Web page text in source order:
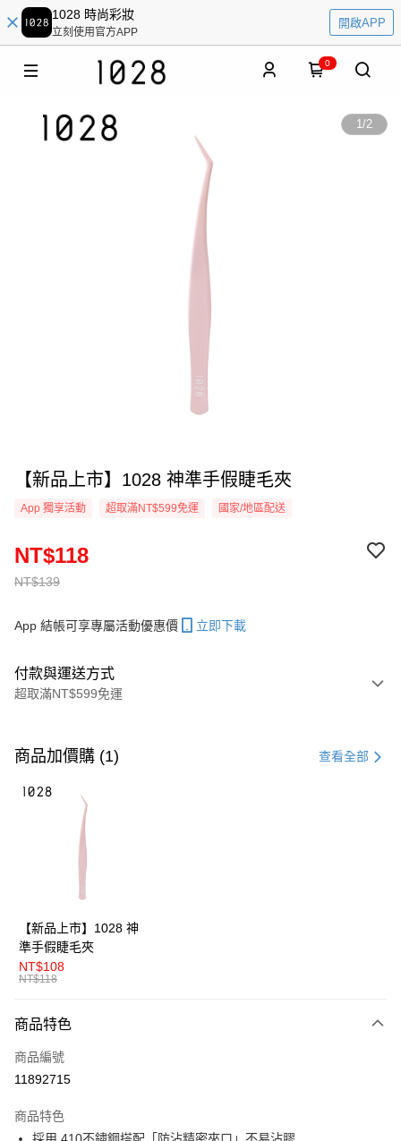
1028 時尚彩妝
立刻使用官方APP
開啟APP
0
1/2
【新品上市】1028 神準手假睫毛夾
App 獨享活動 超取滿NT$599免運 國家/地區配送
NT$139
NT$118
App 結帳可享專屬活動優惠價 立即下載
付款與運送方式
超取滿NT$599免運
信用卡一次付款
超商取貨付款
Google Pay
全盈+PAY
AFTEE先享後付
【關於「AFTEE先享後付」】
便利好安心！
１．簡單：不需註冊會員、不需綁卡、不需儲值。
３．安心：先確認商品／服務後，再付款。
運送方式
全家取貨付款
商品加價購 (1) 查看全部
【新品上市】1028 神
準手假睫毛夾
NT$108
NT$118
商品特色
商品編號
11892715
商品特色
採用 410不鏽鋼搭配「防沾精密夾口」不易沾膠